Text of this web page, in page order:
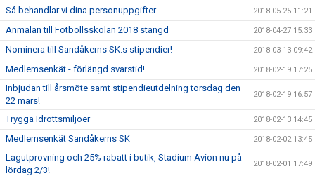
Så behandlar vi dina personuppgifter 2018-05-25 11:21
Anmälan till Fotbollsskolan 2018 stängd 2018-04-27 15:33
Nominera till Sandåkerns SK:s stipendier! 2018-03-13 09:42
Medlemsenkät - förlängd svarstid! 2018-02-19 17:25
Inbjudan till årsmöte samt stipendieutdelning torsdag den
22 mars!
2018-02-19 16:57
Trygga Idrottsmiljöer 2018-02-13 14:45
Medlemsenkät Sandåkerns SK 2018-02-02 13:45
Lagutprovning och 25% rabatt i butik, Stadium Avion nu på
lördag 2/3!
2018-02-01 17:49